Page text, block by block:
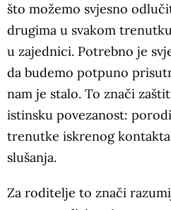
što možemo svjesno
drugima u svakom
u zajednici. Potrebno je
da budemo potpuno
nam je stalo. To znači
istinsku povezanost:
trenutke iskrenog
slušanja.
Za roditelje to znači